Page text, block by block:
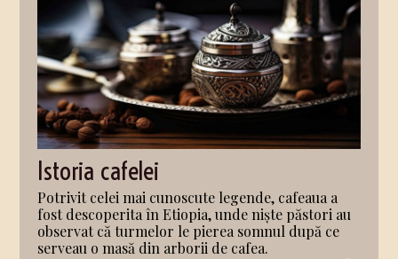
Istoria cafelei
Potrivit celei mai cunoscute legende, cafeaua a
fost descoperita în Etiopia, unde niște păstori au
observat că turmelor le pierea somnul după ce
serveau o masă din arborii de cafea.